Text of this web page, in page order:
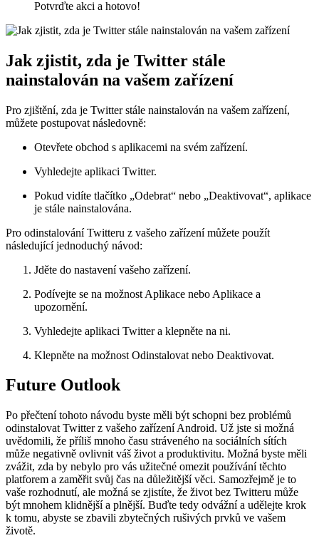
Potvrďte akci a hotovo!
Jak zjistit, zda je Twitter stále
nainstalován na vašem zařízení
Pro zjištění, zda je Twitter stále nainstalován na vašem zařízení,
můžete postupovat následovně:
Otevřete obchod s aplikacemi na svém zařízení.
Vyhledejte aplikaci Twitter.
Pokud vidíte tlačítko „Odebrat“ nebo „Deaktivovat“, aplikace
je stále nainstalována.
Pro odinstalování Twitteru z vašeho zařízení můžete použít
následující jednoduchý návod:
Jděte do nastavení vašeho zařízení.
Podívejte se na možnost Aplikace nebo Aplikace a
upozornění.
Vyhledejte aplikaci Twitter a klepněte na ni.
Klepněte na možnost Odinstalovat nebo Deaktivovat.
Future Outlook
Po přečtení tohoto návodu byste měli být schopni bez problémů
odinstalovat Twitter z vašeho zařízení Android. Už jste si možná
uvědomili, že příliš mnoho času stráveného na sociálních sítích
může negativně ovlivnit váš život a produktivitu. Možná byste měli
zvážit, zda by nebylo pro vás užitečné omezit používání těchto
platforem a zaměřit svůj čas na důležitější věci. Samozřejmě je to
vaše rozhodnutí, ale možná se zjistíte, že život bez Twitteru může
být mnohem klidnější a plnější. Buďte tedy odvážní a udělejte krok
k tomu, abyste se zbavili zbytečných rušivých prvků ve vašem
životě.